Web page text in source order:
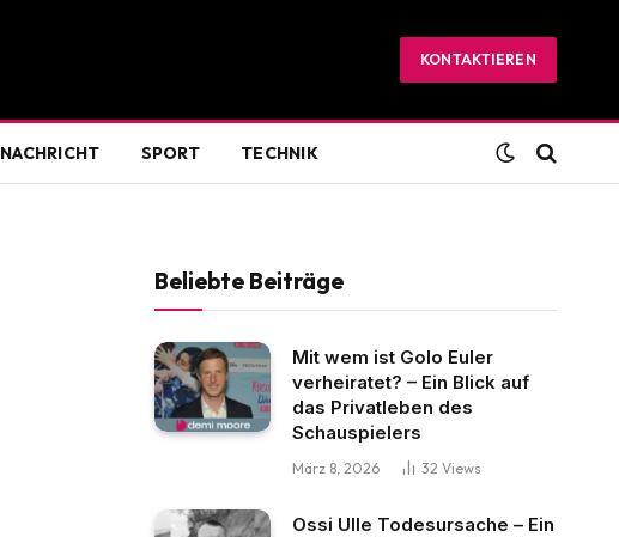
KONTAKTIEREN
NACHRICHT SPORT TECHNIK
Beliebte Beiträge
Mit wem ist Golo Euler
verheiratet? – Ein Blick auf
das Privatleben des
Schauspielers
März 8, 2026 32 Views
Ossi Ulle Todesursache – Ein